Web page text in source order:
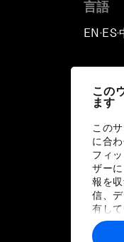
この
ます
この
に合
フィ
ザー
報を
信、
有し
ユー
報や
言語
EN ▪ES▪